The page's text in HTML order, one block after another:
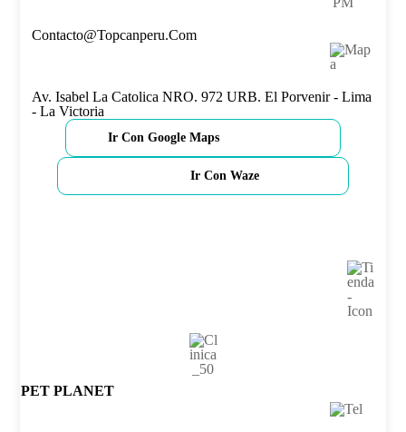
Contacto@topcanperu.com
Av. Isabel La Catolica NRO. 972 URB. El Porvenir - Lima
- La Victoria
Ir Con Google Maps
Ir Con Waze
PET PLANET